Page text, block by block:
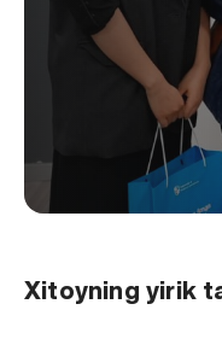
Xitoyning yirik